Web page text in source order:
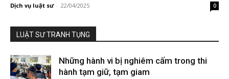
Dịch vụ luật sư - 22/04/2025 0
LUẬT SƯ TRANH TỤNG
Những hành vi bị nghiêm cấm trong thi
hành tạm giữ, tạm giam